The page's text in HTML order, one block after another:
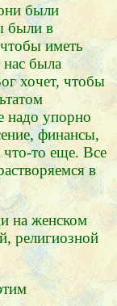
были
были в
иметь
нас была
хочет, чтобы
упорно
финансы,
что-то еще. Все
в
на женском
религиозной